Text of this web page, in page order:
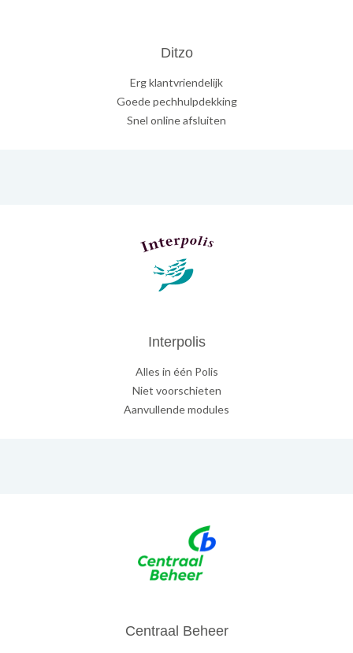
Ditzo
Erg klantvriendelijk
Goede pechhulpdekking
Snel online afsluiten
Interpolis
Alles in één Polis
Niet voorschieten
Aanvullende modules
Centraal Beheer